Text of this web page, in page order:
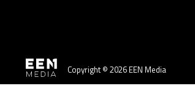
Copyright © 2026 EEN Media